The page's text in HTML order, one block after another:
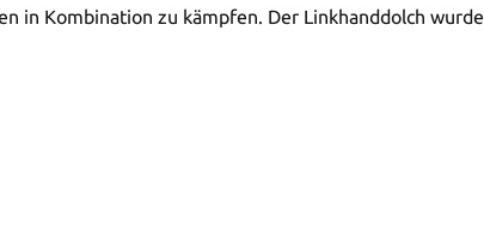
Kombination zu kämpfen. Der Linkhanddolch